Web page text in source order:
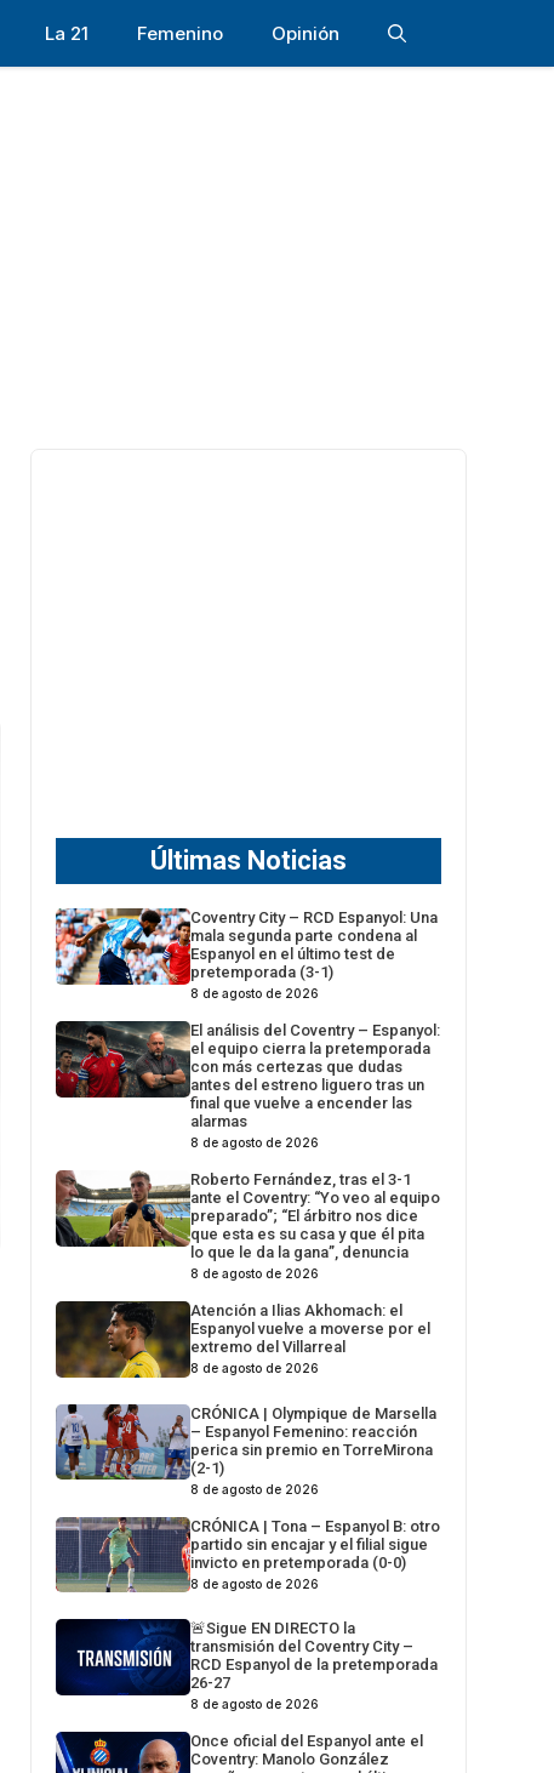
La 21 Femenino Opinión
Últimas Noticias
Coventry City – RCD Espanyol: Una
mala segunda parte condena al
Espanyol en el último test de
pretemporada (3-1)
8 de agosto de 2026
El análisis del Coventry – Espanyol:
el equipo cierra la pretemporada
con más certezas que dudas
antes del estreno liguero tras un
final que vuelve a encender las
alarmas
8 de agosto de 2026
Roberto Fernández, tras el 3-1
ante el Coventry: “Yo veo al equipo
preparado”; “El árbitro nos dice
que esta es su casa y que él pita
lo que le da la gana”, denuncia
8 de agosto de 2026
Atención a Ilias Akhomach: el
Espanyol vuelve a moverse por el
extremo del Villarreal
8 de agosto de 2026
CRÓNICA | Olympique de Marsella
– Espanyol Femenino: reacción
perica sin premio en TorreMirona
(2-1)
8 de agosto de 2026
CRÓNICA | Tona – Espanyol B: otro
partido sin encajar y el filial sigue
invicto en pretemporada (0-0)
8 de agosto de 2026
🚨Sigue EN DIRECTO la
transmisión del Coventry City –
RCD Espanyol de la pretemporada
26-27
8 de agosto de 2026
Once oficial del Espanyol ante el
Coventry: Manolo González